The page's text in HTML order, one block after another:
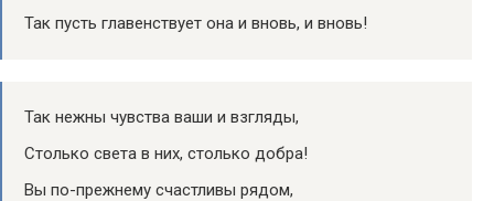
Так пусть главенствует она и вновь, и вновь!
Так нежны чувства ваши и взгляды,
Столько света в них, столько добра!
Вы по-прежнему счастливы рядом,